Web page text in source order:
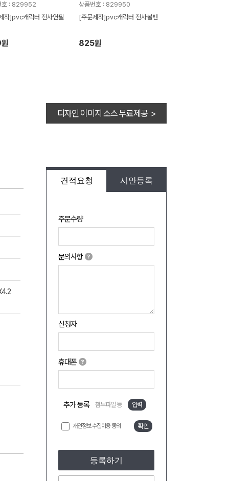
호 : 829952
작]pvc캐릭터 전사연필
상품번호 : 829950
[주문제작]pvc캐릭터 전사볼펜
825원
디자인 이미지 소스 무료제공 >
견적요청 시안등록
주문수량
문의사항
신청자
휴대폰
추가 등록 첨부파일 등 입력
개인정보 수집이용 동의 확인
등록하기